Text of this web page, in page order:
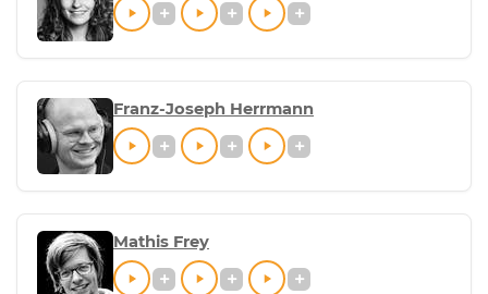
Franz-Joseph Herrmann
Mathis Frey